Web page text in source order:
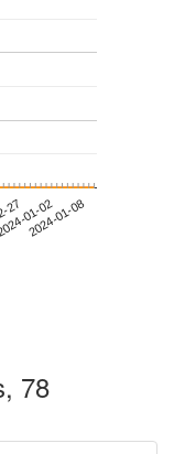
2701-02
2024-01-08
78